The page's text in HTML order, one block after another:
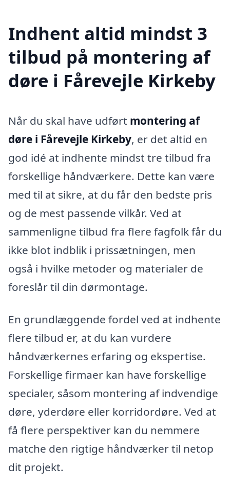
Indhent altid mindst 3
tilbud på montering af
døre i Fårevejle Kirkeby
Når du skal have udført montering af
døre i Fårevejle Kirkeby, er det altid en
god idé at indhente mindst tre tilbud fra
forskellige håndværkere. Dette kan være
med til at sikre, at du får den bedste pris
og de mest passende vilkår. Ved at
sammenligne tilbud fra flere fagfolk får du
ikke blot indblik i prissætningen, men
også i hvilke metoder og materialer de
foreslår til din dørmontage.
En grundlæggende fordel ved at indhente
flere tilbud er, at du kan vurdere
håndværkernes erfaring og ekspertise.
Forskellige firmaer kan have forskellige
specialer, såsom montering af indvendige
døre, yderdøre eller korridordøre. Ved at
få flere perspektiver kan du nemmere
matche den rigtige håndværker til netop
dit projekt.